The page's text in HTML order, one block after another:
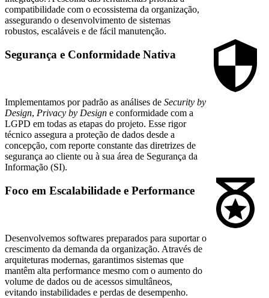
compatibilidade com o ecossistema da organização,
assegurando o desenvolvimento de sistemas
robustos, escaláveis e de fácil manutenção.
Segurança e Conformidade Nativa
Implementamos por padrão as análises de Security by
Design, Privacy by Design e conformidade com a
LGPD em todas as etapas do projeto. Esse rigor
técnico assegura a proteção de dados desde a
concepção, com reporte constante das diretrizes de
segurança ao cliente ou à sua área de Segurança da
Informação (SI).
Foco em Escalabilidade e Performance
Desenvolvemos softwares preparados para suportar o
crescimento da demanda da organização. Através de
arquiteturas modernas, garantimos sistemas que
mantêm alta performance mesmo com o aumento do
volume de dados ou de acessos simultâneos,
evitando instabilidades e perdas de desempenho.